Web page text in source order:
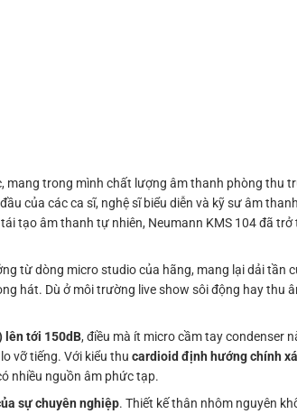
mang trong mình chất lượng âm thanh phòng thu
của các ca sĩ, nghệ sĩ biểu diễn và kỹ sư âm
tạo âm thanh tự nhiên, Neumann KMS 104 đã
từ dòng micro studio của hãng, mang lại dải tần
hát. Dù ở môi trường live show sôi động hay thu
lên tới 150dB, điều mà ít micro cầm tay condenser
vỡ tiếng. Với kiểu thu cardioid định hướng chính
nhiều nguồn âm phức tạp.
sự chuyên nghiệp. Thiết kế thân nhôm nguyên